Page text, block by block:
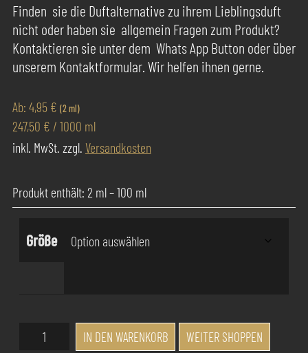
Finden sie die Duftalternative zu ihrem Lieblingsduft
nicht oder haben sie allgemein Fragen zum Produkt?
Kontaktieren sie unter dem Whats App Button oder über
unserem Kontaktformular. Wir helfen ihnen gerne.
Ab: 4,95 € (2 ml)
247,50 € / 1000 ml
inkl. MwSt. zzgl. Versandkosten
Produkt enthält: 2 ml– 100 ml
Größe
Success
IN DEN WARENKORB WEITER SHOPPEN